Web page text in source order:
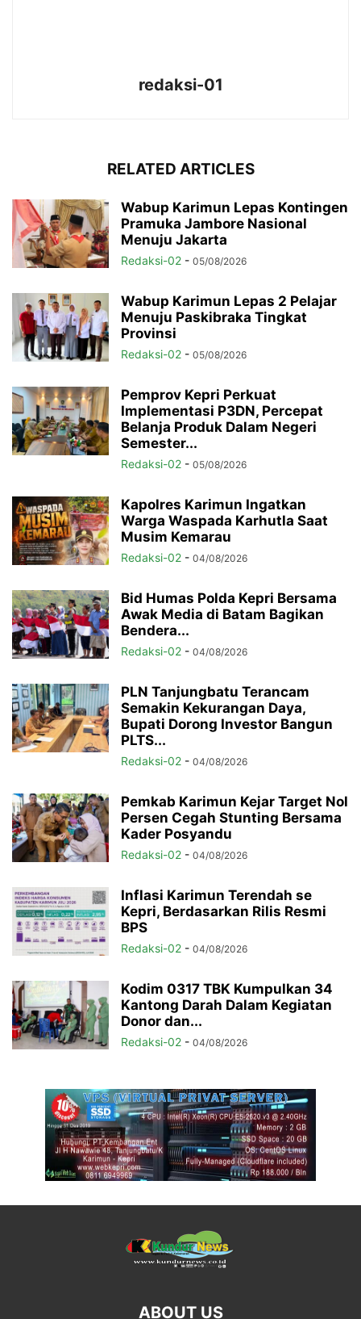
redaksi-01
RELATED ARTICLES
Wabup Karimun Lepas Kontingen
Pramuka Jambore Nasional
Menuju Jakarta
Redaksi-02 - 05/08/2026
Wabup Karimun Lepas 2 Pelajar
Menuju Paskibraka Tingkat
Provinsi
Redaksi-02 - 05/08/2026
Pemprov Kepri Perkuat
Implementasi P3DN, Percepat
Belanja Produk Dalam Negeri
Semester...
Redaksi-02 - 05/08/2026
Kapolres Karimun Ingatkan
Warga Waspada Karhutla Saat
Musim Kemarau
Redaksi-02 - 04/08/2026
Bid Humas Polda Kepri Bersama
Awak Media di Batam Bagikan
Bendera...
Redaksi-02 - 04/08/2026
PLN Tanjungbatu Terancam
Semakin Kekurangan Daya,
Bupati Dorong Investor Bangun
PLTS...
Redaksi-02 - 04/08/2026
Pemkab Karimun Kejar Target Nol
Persen Cegah Stunting Bersama
Kader Posyandu
Redaksi-02 - 04/08/2026
Inflasi Karimun Terendah se
Kepri, Berdasarkan Rilis Resmi
BPS
Redaksi-02 - 04/08/2026
Kodim 0317 TBK Kumpulkan 34
Kantong Darah Dalam Kegiatan
Donor dan...
Redaksi-02 - 04/08/2026
ABOUT US